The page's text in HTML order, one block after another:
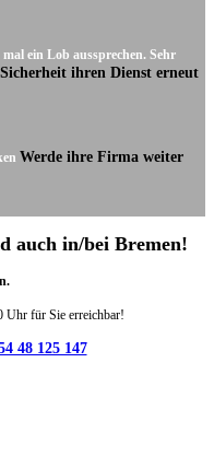
ein Lob aussprechen. Sehr
ihren Dienst erneut
Werde ihre Firma weiter
auch in/bei Bremen!
Uhr für Sie erreichbar!
48 125 147